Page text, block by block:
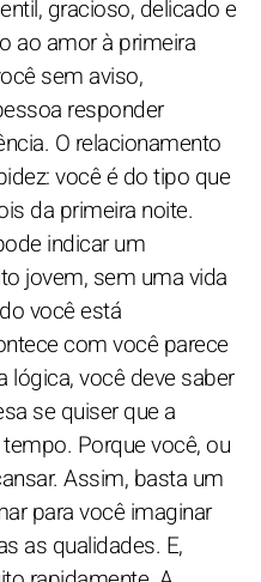
gracioso, delicado e
ao amor à primeira
sem aviso,
responder
O relacionamento
você é do tipo que
da primeira noite.
indicar um
jovem, sem uma vida
você está
com você parece
lógica, você deve saber
se quiser que a
Porque você, ou
Assim, basta um
para você imaginar
as qualidades. E,